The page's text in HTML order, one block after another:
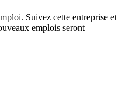
Suivez cette entreprise et
emplois seront